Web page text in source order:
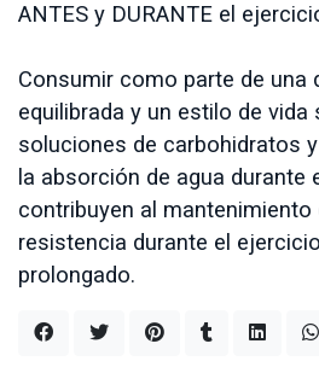
ANTES y DURANTE el
Consumir como parte de una
equilibrada y un estilo de vida
soluciones de carbohidratos
la absorción de agua
contribuyen al mantenimiento
resistencia durante el
prolongado.